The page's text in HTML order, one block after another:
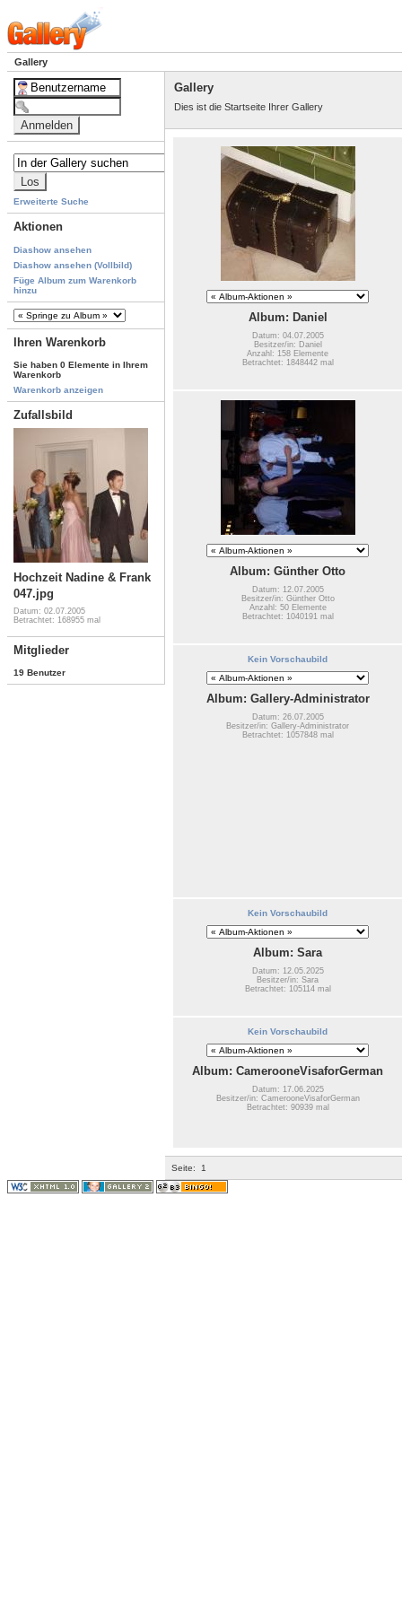
Gallery
Erweiterte Suche
Aktionen
Diashow ansehen
Diashow ansehen (Vollbild)
Füge Album zum Warenkorb
hinzu
Ihren Warenkorb
Sie haben 0 Elemente in Ihrem
Warenkorb
Warenkorb anzeigen
Zufallsbild
Hochzeit Nadine & Frank
047.jpg
Datum: 02.07.2005
Betrachtet: 168955 mal
Mitglieder
19 Benutzer
Gallery
Dies ist die Startseite Ihrer Gallery
Album: Daniel
Datum: 04.07.2005
Besitzer/in: Daniel
Anzahl: 158 Elemente
Betrachtet: 1848442 mal
Album: Günther Otto
Datum: 12.07.2005
Besitzer/in: Günther Otto
Anzahl: 50 Elemente
Betrachtet: 1040191 mal
Kein Vorschaubild
Album: Gallery-Administrator
Datum: 26.07.2005
Besitzer/in: Gallery-Administrator
Betrachtet: 1057848 mal
Kein Vorschaubild
Album: Sara
Datum: 12.05.2025
Besitzer/in: Sara
Betrachtet: 105114 mal
Kein Vorschaubild
Album: CamerooneVisaforGerman
Datum: 17.06.2025
Besitzer/in: CamerooneVisaforGerman
Betrachtet: 90939 mal
Seite: 1